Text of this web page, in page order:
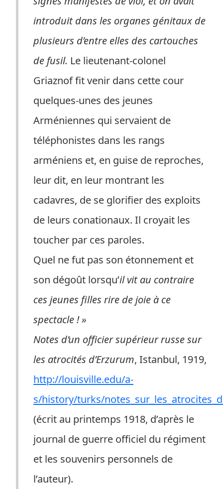
introduit dans les organes génitaux de
plusieurs d’entre elles des cartouches
de fusil. Le lieutenant-colonel
Griaznof fit venir dans cette cour
quelques-unes des jeunes
Arméniennes qui servaient de
téléphonistes dans les rangs
arméniens et, en guise de reproches,
leur dit, en leur montrant les
cadavres, de se glorifier des exploits
de leurs conationaux. Il croyait les
toucher par ces paroles.
Quel ne fut pas son étonnement et
son dégoût lorsqu’il vit au contraire
ces jeunes filles rire de joie à ce
spectacle ! »
Notes d’un officier supérieur russe sur
les atrocités d’Erzurum, Istanbul, 1919,
http://louisville.edu/a-
s/history/turks/
(écrit au printemps 1918, d’après le
journal de guerre officiel du régiment
et les souvenirs personnels de
l’auteur).